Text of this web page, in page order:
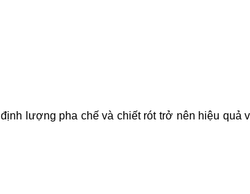
lượng pha chế và chiết rót trở nên hiệu quả